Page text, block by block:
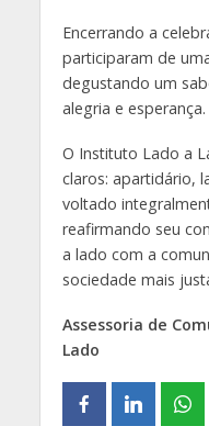
Encerrando a
participaram de
degustando um
alegria e esperança.
O Instituto Lado a
claros: apartidário,
voltado
reafirmando seu
a lado com a
sociedade mais
Assessoria de
Lado